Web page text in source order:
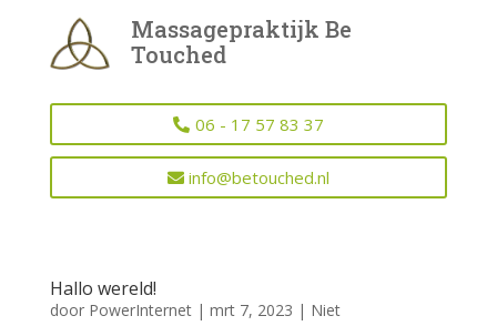
Massagepraktijk Be
Touched
06 - 17 57 83 37
info@betouched.nl
Hallo wereld!
door PowerInternet| mrt 7, 2023 | Niet